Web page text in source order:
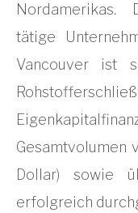
Nordamerikas.
tätige
Vancouver ist
Gesamtvolumen
Dollar) sowie
erfolgreich